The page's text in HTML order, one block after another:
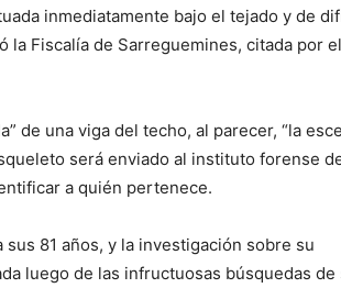
inmediatamente bajo el tejado y de
la Fiscalía de Sarreguemines, citada por el
de una viga del techo, al parecer, “la
será enviado al instituto forense
a quién pertenece.
81 años, y la investigación sobre su
luego de las infructuosas búsquedas de